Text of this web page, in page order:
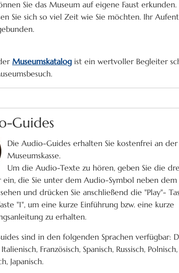
Sie das Museum auf eigene Faust erkunden.
Sie sich so viel Zeit wie Sie möchten. Ihr
Museumskatalog ist ein wertvoller Begleiter
Guides
Die Audio-Guides erhalten Sie kostenfrei an der
Museumskasse.
Um die Audio-Texte zu hören, geben Sie die
ein, die Sie unter dem Audio-Symbol neben
und drücken Sie anschließend die "Play"-
"1", um eine kurze Einführung bzw. eine kurze
zu erhalten.
sind in den folgenden Sprachen verfügbar:
Französisch, Spanisch, Russisch,
Japanisch.